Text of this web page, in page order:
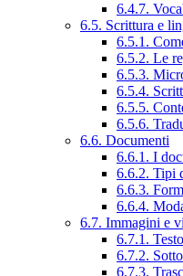
6.4.7.
6.5. Scrittura e
6.5.1.
6.5.2. Le
6.5.3.
6.5.4.
6.5.5.
6.5.6.
6.6. Documenti
6.6.1. I
6.6.2. Tipi
6.6.3.
6.6.4.
6.7. Immagini e
6.7.1.
6.7.2.
6.7.3.